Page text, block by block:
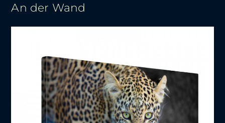
An der Wand